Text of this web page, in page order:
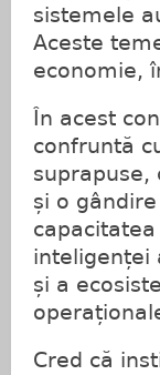
sistemele
Aceste
economie,
În acest
confruntă
suprapuse,
și o
inteligenței
și a
Cred că